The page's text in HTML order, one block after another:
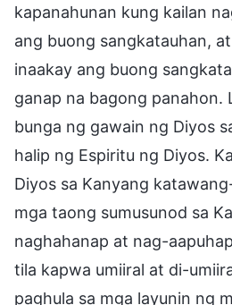
kapanahunan kung kailan
ang buong sangkatauhan,
inaakay ang buong
ganap na bagong panahon.
bunga ng gawain ng Diyos
halip ng Espiritu ng Diyos.
Diyos sa Kanyang
mga taong sumusunod sa
naghahanap at nag-
tila kapwa umiiral at di-
paghula sa mga layunin ng